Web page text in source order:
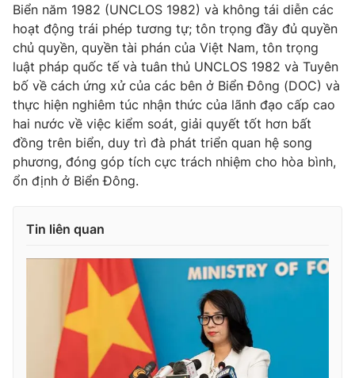
Thị trường 24h Tấm lòng Việt
VTV4 Vươn mình bằng AI
VTV9 VTV8
Liên hệ tòa soạn English
Theo dõi báo trên
Cơ quan chủ quản: Đài Truyền hình Việt Nam
Biển năm 1982 (UNCLOS 1982) và không tái diễn các
hoạt động trái phép tương tự; tôn trọng đầy đủ quyền
chủ quyền, quyền tài phán của Việt Nam, tôn trọng
luật pháp quốc tế và tuân thủ UNCLOS 1982 và Tuyên
bố về cách ứng xử của các bên ở Biển Đông (DOC) và
thực hiện nghiêm túc nhận thức của lãnh đạo cấp cao
hai nước về việc kiểm soát, giải quyết tốt hơn bất
đồng trên biển, duy trì đà phát triển quan hệ song
phương, đóng góp tích cực trách nhiệm cho hòa bình,
ổn định ở Biển Đông.
Tin liên quan